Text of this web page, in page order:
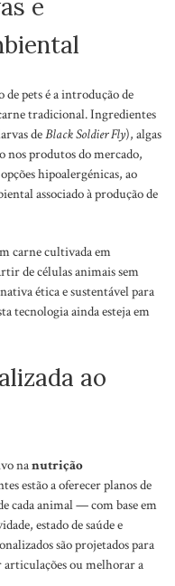
e
de pets é a introdução de
tradicional. Ingredientes
deBlack Soldier Fly), algas
nos produtos do mercado,
hipoalergénicas, ao
associado à produção de
carne cultivada em
de células animais sem
ética e sustentável para
tecnologia ainda esteja em
ao
nanutrição
estão a oferecer planos de
cada animal — com base em
estado de saúde e
são projetados para
articulações ou melhorar a